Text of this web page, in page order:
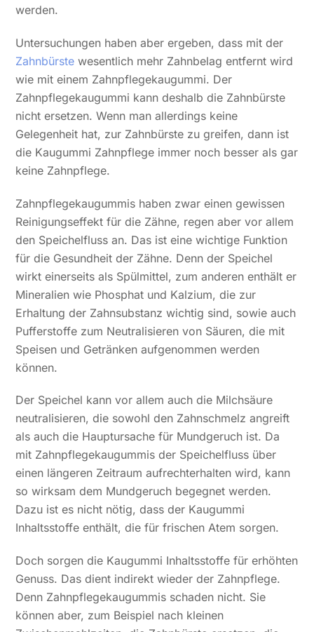
werden.
Untersuchungen haben aber ergeben, dass mit der
Zahnbürste wesentlich mehr Zahnbelag entfernt wird
wie mit einem Zahnpflegekaugummi. Der
Zahnpflegekaugummi kann deshalb die Zahnbürste
nicht ersetzen. Wenn man allerdings keine
Gelegenheit hat, zur Zahnbürste zu greifen, dann ist
die Kaugummi Zahnpflege immer noch besser als gar
keine Zahnpflege.
Zahnpflegekaugummis haben zwar einen gewissen
Reinigungseffekt für die Zähne, regen aber vor allem
den Speichelfluss an. Das ist eine wichtige Funktion
für die Gesundheit der Zähne. Denn der Speichel
wirkt einerseits als Spülmittel, zum anderen enthält er
Mineralien wie Phosphat und Kalzium, die zur
Erhaltung der Zahnsubstanz wichtig sind, sowie auch
Pufferstoffe zum Neutralisieren von Säuren, die mit
Speisen und Getränken aufgenommen werden
können.
Der Speichel kann vor allem auch die Milchsäure
neutralisieren, die sowohl den Zahnschmelz angreift
als auch die Hauptursache für Mundgeruch ist. Da
mit Zahnpflegekaugummis der Speichelfluss über
einen längeren Zeitraum aufrechterhalten wird, kann
so wirksam dem Mundgeruch begegnet werden.
Dazu ist es nicht nötig, dass der Kaugummi
Inhaltsstoffe enthält, die für frischen Atem sorgen.
Doch sorgen die Kaugummi Inhaltsstoffe für erhöhten
Genuss. Das dient indirekt wieder der Zahnpflege.
Denn Zahnpflegekaugummis schaden nicht. Sie
können aber, zum Beispiel nach kleinen